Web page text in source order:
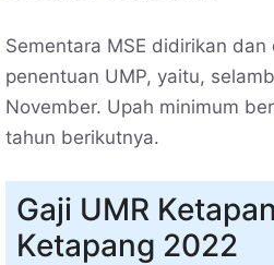
Sementara MSE didirikan
penentuan UMP, yaitu,
November. Upah minimum
tahun berikutnya.
Gaji UMR
Ketapang 2022